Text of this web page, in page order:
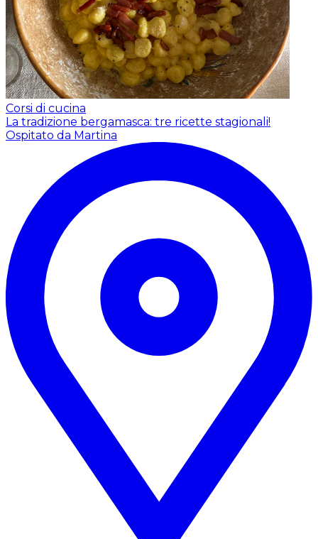
Corsi di cucina
La tradizione bergamasca: tre ricette stagionali!
Ospitato da Martina